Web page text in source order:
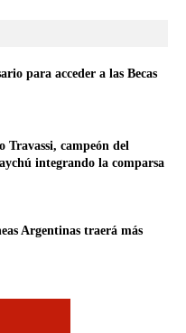
para acceder a las Becas
Travassi, campeón del
integrando la comparsa
Argentinas traerá más